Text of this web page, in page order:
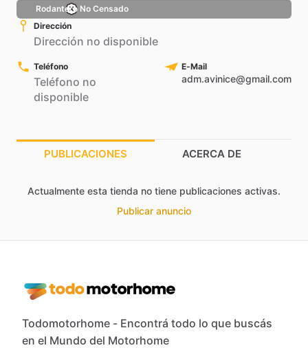
Rodantero No Censado
Dirección
Dirección no disponible
Teléfono
Teléfono no
disponible
E-Mail
adm.avinice@gmail.com
PUBLICACIONES ACERCA DE
Actualmente esta tienda no tiene publicaciones activas.
Publicar anuncio
Todomotorhome - Encontrá todo lo que buscás
en el Mundo del Motorhome